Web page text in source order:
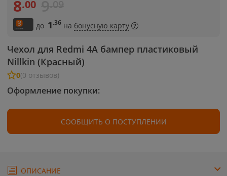
Чехол для Redmi 4A бампер пластиковый
Nillkin (Красный)
0(0 отзывов)
8.00
до 1.36 на бонусную карту
Оформление покупки:
СООБЩИТЬ О ПОСТУПЛЕНИИ
ОПИСАНИЕ